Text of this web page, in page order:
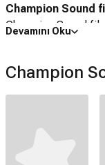
Champion Sound
Champion Sound
27 dakika
Champion Sound
Netflix'te var mı?
Hayır. Film
Devamını Oku
Champion